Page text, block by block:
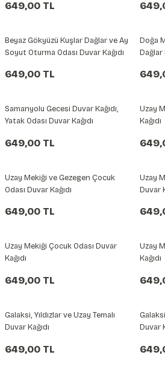
649,00 TL
Beyaz Gökyüzü Kuşlar Dağlar ve Ay
Soyut Oturma Odası Duvar Kağıdı
649,00 TL
Doğa
Dağlar
Samanyolu Gecesi Duvar Kağıdı,
Yatak Odası Duvar Kağıdı
649,00 TL
Uzay
Kağıdı
Uzay Mekiği ve Gezegen Çocuk
Odası Duvar Kağıdı
649,00 TL
Uzay
Duvar
Uzay Mekiği Çocuk Odası Duvar
Kağıdı
649,00 TL
Uzay
Kağıdı
Galaksi, Yıldızlar ve Uzay Temalı
Duvar Kağıdı
649,00 TL
Duvar